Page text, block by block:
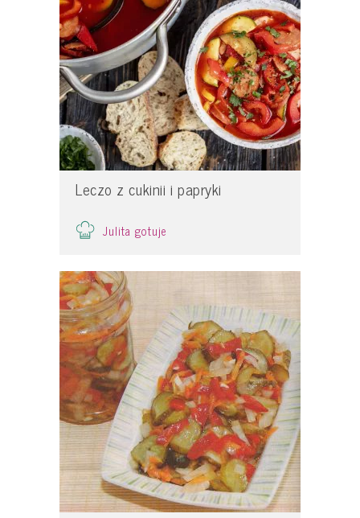
Leczo z cukinii i papryki
Julita gotuje